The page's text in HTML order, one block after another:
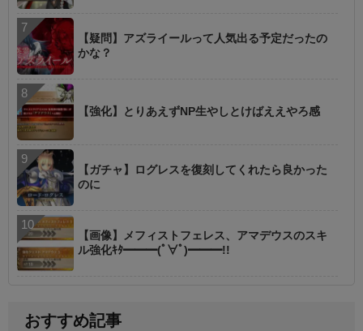
【疑問】アズライールって人気出る予定だったの
かな？
【強化】とりあえずNP生やしとけばええやろ感
【ガチャ】ログレスを復刻してくれたら良かった
のに
【画像】メフィストフェレス、アマデウスのスキ
ル強化ｷﾀ━━━(ﾟ∀ﾟ)━━━!!
おすすめ記事